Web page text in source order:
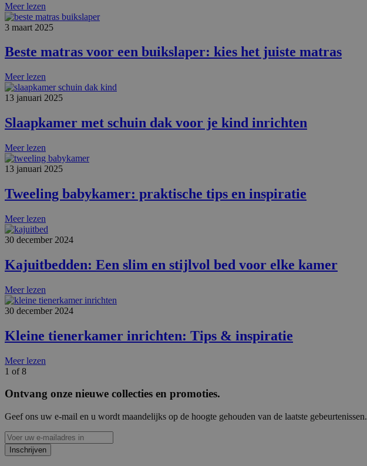
Meer lezen
3 maart 2025
Beste matras voor een buikslaper: kies het juiste matras
Meer lezen
13 januari 2025
Slaapkamer met schuin dak voor je kind inrichten
Meer lezen
13 januari 2025
Tweeling babykamer: praktische tips en inspiratie
Meer lezen
30 december 2024
Kajuitbedden: Een slim en stijlvol bed voor elke kamer
Meer lezen
30 december 2024
Kleine tienerkamer inrichten: Tips & inspiratie
Meer lezen
1 of 8
Ontvang onze nieuwe collecties en promoties.
Geef ons uw e-mail en u wordt maandelijks op de hoogte gehouden van de laatste gebeurtenissen.
Inschrijven